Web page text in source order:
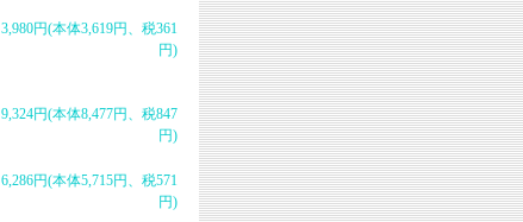
3,980円(本体3,619円、税361
円)
9,324円(本体8,477円、税847
円)
6,286円(本体5,715円、税571
円)